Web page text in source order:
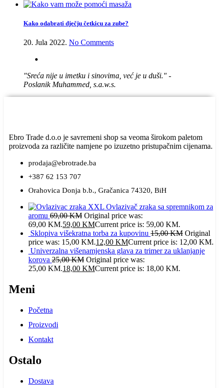
Kako odabrati dječju četkicu za zube?
20. Jula 2022. No Comments
"Sreća nije u imetku i sinovima, već je u duši." -
Poslanik Muhammed, s.a.w.s.
Ebro Trade d.o.o je savremeni shop sa veoma širokom paletom
proizvoda za različite namjene po izuzetno pristupačnim cijenama.
prodaja@ebrotrade.ba
+387 62 153 707
Orahovica Donja b.b., Gračanica 74320, BiH
XXL Ovlazivač zraka sa spremnikom za
aromu 69,00KM Original price was:
69,00 KM.59,00 KMCurrent price is: 59,00 KM.
Sklopiva višekratna torba za kupovinu 15,00KM Original
price was: 15,00 KM.12,00 KMCurrent price is: 12,00 KM.
Univerzalna višenamjenska glava za trimer za uklanjanje
korova 25,00KM Original price was:
25,00 KM.18,00 KMCurrent price is: 18,00 KM.
Meni
Početna
Proizvodi
Kontakt
Ostalo
Dostava